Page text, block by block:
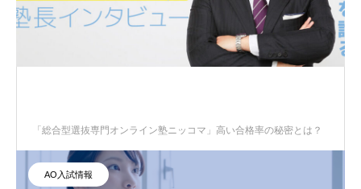
「総合型選抜専門オンライン塾ニッコマ」高い合格率の秘密とは？
AO入試情報